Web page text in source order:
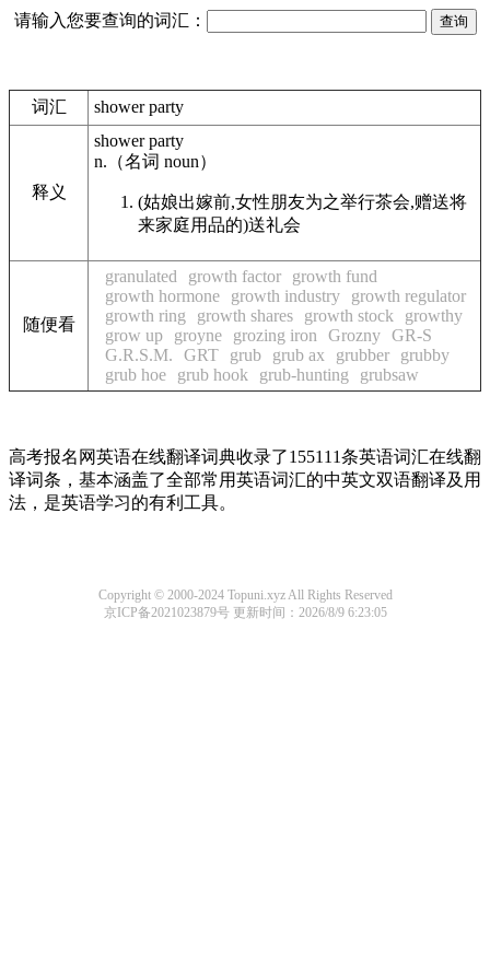
请输入您要查询的词汇：
词汇 shower party
释义
shower party
n. （名词 noun）
(姑娘出嫁前,女性朋友为之举行茶会,赠送将
来家庭用品的)送礼会
随便看
granulated growth factor
growth fund
growth hormone
growth industry
growth regulator
growth ring
growth shares growth stock
growthy
grow up
groyne grozing iron Grozny GR-S
G.R.S.M.
GRT grub grub ax grubber
grubby
grub hoe
grub hook grub-hunting grubsaw
高考报名网英语在线翻译词典收录了155111条英语词汇在线翻
译词条，基本涵盖了全部常用英语词汇的中英文双语翻译及用
法，是英语学习的有利工具。
Copyright © 2000-2024 Topuni.xyz All Rights Reserved
京ICP备2021023879号更新时间：2026/8/9 6:23:05